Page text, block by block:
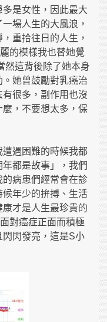
是女性，因此最大
場人生的大風浪，
重拾往日的人生，
的模樣我也替她覺
然這背後除了她本身
她曾鼓勵對乳癌治
很多，副作用也沒
，不要想太多，保
遇困難的時候我都
都是故事」，我們
病患們經常會在診
年少的拚搏、生活
才是人生最珍貴的
對癌症正面而積極
閃發亮，這是S小